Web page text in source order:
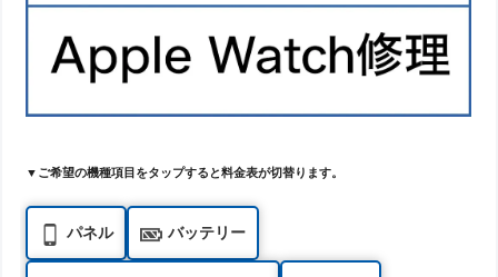
▼ご希望の機種項目をタップすると料金表が切替ります。
パネル バッテリー